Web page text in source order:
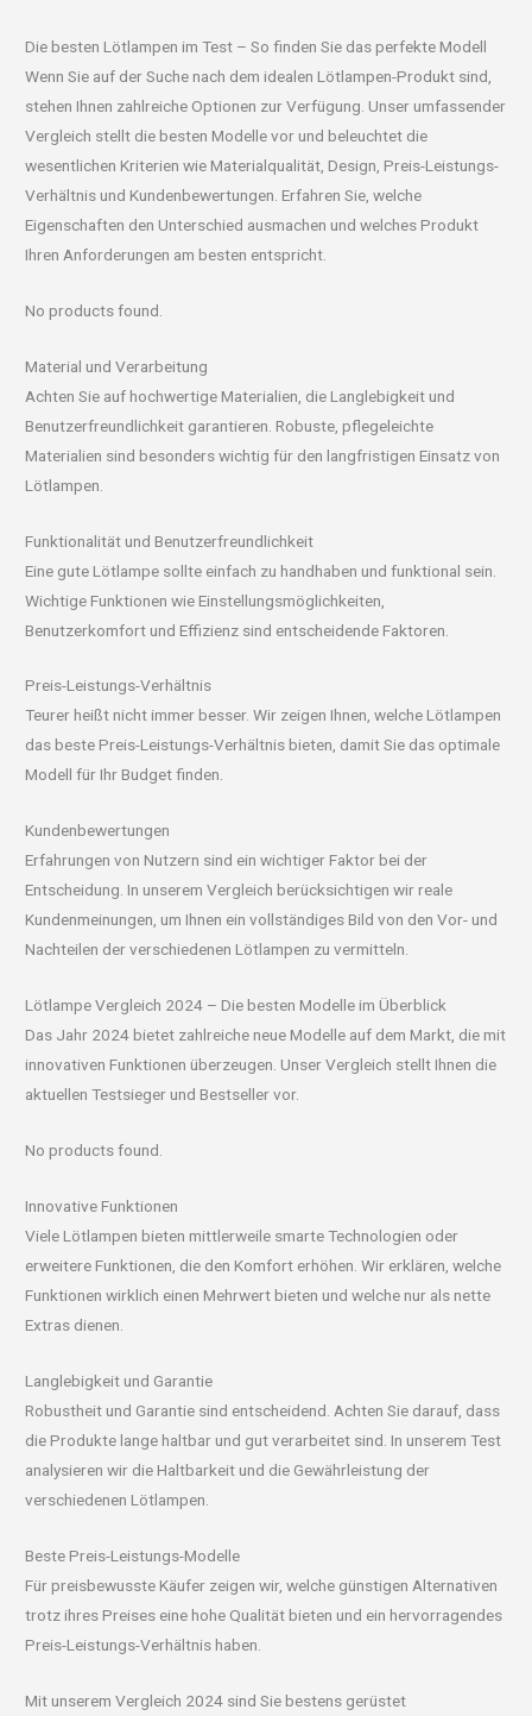
Die besten Lötlampen im Test – So finden Sie das perfekte Modell
Wenn Sie auf der Suche nach dem idealen Lötlampen-Produkt sind,
stehen Ihnen zahlreiche Optionen zur Verfügung. Unser umfassender
Vergleich stellt die besten Modelle vor und beleuchtet die
wesentlichen Kriterien wie Materialqualität, Design, Preis-Leistungs-
Verhältnis und Kundenbewertungen. Erfahren Sie, welche
Eigenschaften den Unterschied ausmachen und welches Produkt
Ihren Anforderungen am besten entspricht.
No products found.
Material und Verarbeitung
Achten Sie auf hochwertige Materialien, die Langlebigkeit und
Benutzerfreundlichkeit garantieren. Robuste, pflegeleichte
Materialien sind besonders wichtig für den langfristigen Einsatz von
Lötlampen.
Funktionalität und Benutzerfreundlichkeit
Eine gute Lötlampe sollte einfach zu handhaben und funktional sein.
Wichtige Funktionen wie Einstellungsmöglichkeiten,
Benutzerkomfort und Effizienz sind entscheidende Faktoren.
Preis-Leistungs-Verhältnis
Teurer heißt nicht immer besser. Wir zeigen Ihnen, welche Lötlampen
das beste Preis-Leistungs-Verhältnis bieten, damit Sie das optimale
Modell für Ihr Budget finden.
Kundenbewertungen
Erfahrungen von Nutzern sind ein wichtiger Faktor bei der
Entscheidung. In unserem Vergleich berücksichtigen wir reale
Kundenmeinungen, um Ihnen ein vollständiges Bild von den Vor- und
Nachteilen der verschiedenen Lötlampen zu vermitteln.
Lötlampe Vergleich 2024 – Die besten Modelle im Überblick
Das Jahr 2024 bietet zahlreiche neue Modelle auf dem Markt, die mit
innovativen Funktionen überzeugen. Unser Vergleich stellt Ihnen die
aktuellen Testsieger und Bestseller vor.
No products found.
Innovative Funktionen
Viele Lötlampen bieten mittlerweile smarte Technologien oder
erweitere Funktionen, die den Komfort erhöhen. Wir erklären, welche
Funktionen wirklich einen Mehrwert bieten und welche nur als nette
Extras dienen.
Langlebigkeit und Garantie
Robustheit und Garantie sind entscheidend. Achten Sie darauf, dass
die Produkte lange haltbar und gut verarbeitet sind. In unserem Test
analysieren wir die Haltbarkeit und die Gewährleistung der
verschiedenen Lötlampen.
Beste Preis-Leistungs-Modelle
Für preisbewusste Käufer zeigen wir, welche günstigen Alternativen
trotz ihres Preises eine hohe Qualität bieten und ein hervorragendes
Preis-Leistungs-Verhältnis haben.
Mit unserem Vergleich 2024 sind Sie bestens gerüstet